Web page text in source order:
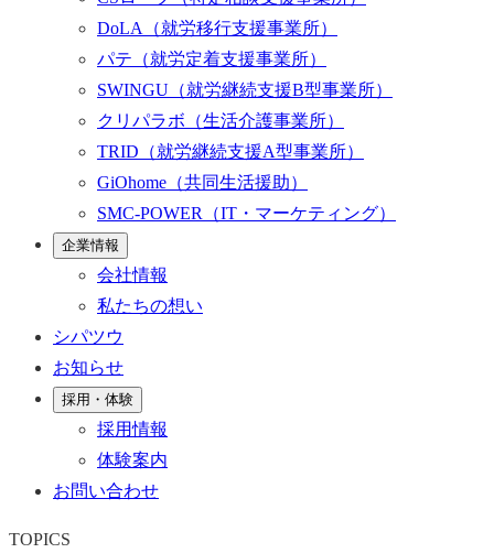
DoLA
（就労移行支援事業所）
パテ （就労定着支援事業所）
SWINGU （就労継続支援B型事業所）
クリパラボ （生活介護事業所）
TRID （就労継続支援A型事業所）
GiOhome （共同生活援助）
SMC-POWER
（IT・マーケティング）
企業情報
会社情報
私たちの想い
シパツウ
お知らせ
採用・体験
採用情報
体験案内
お問い合わせ
TOPICS